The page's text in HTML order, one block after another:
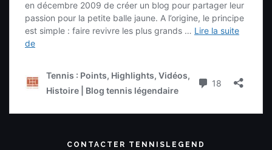
CONTACTER TENNISLEGEND